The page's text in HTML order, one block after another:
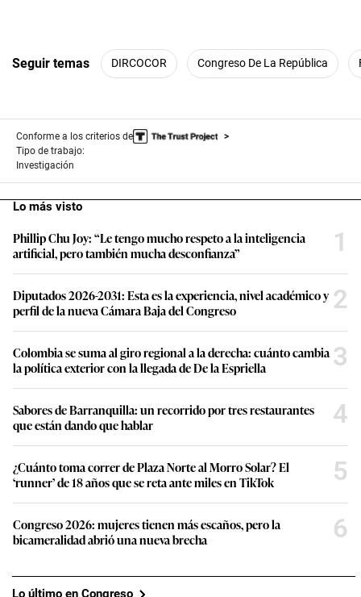
Seguir temas DIRCOCOR Congreso De La República
Conforme a los criterios de
Tipo de trabajo:
Investigación
Lo más visto
Phillip Chu Joy: “Le tengo mucho respeto a la inteligencia
artificial, pero también mucha desconfianza”
1
Diputados 2026-2031: Esta es la experiencia, nivel académico y
perfil de la nueva Cámara Baja del Congreso
2
Colombia se suma al giro regional a la derecha: cuánto cambia
la política exterior con la llegada de De la Espriella
3
Sabores de Barranquilla: un recorrido por tres restaurantes
que están dando que hablar
4
¿Cuánto toma correr de Plaza Norte al Morro Solar? El
‘runner’ de 18 años que se reta ante miles en TikTok
5
Congreso 2026: mujeres tienen más escaños, pero la
bicameralidad abrió una nueva brecha
6
Lo último en Congreso